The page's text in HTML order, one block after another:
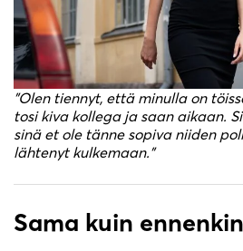
”Olen tiennyt, että minulla on
tosi kiva kollega ja saan aikaan.
sinä et ole tänne sopiva niiden
lähtenyt kulkemaan.”
Sama kuin ennenkin